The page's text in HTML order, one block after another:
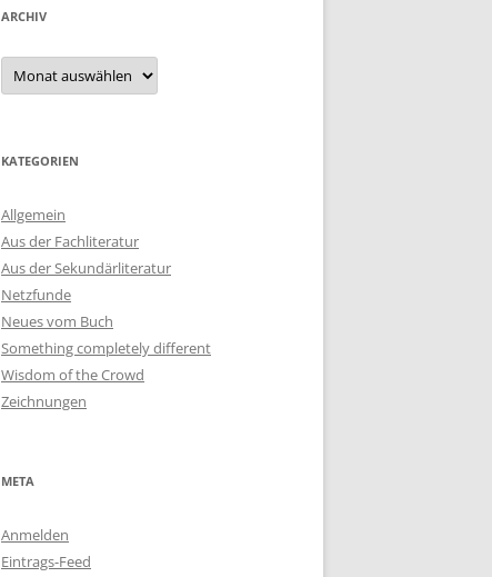
ARCHIV
Archiv
KATEGORIEN
Allgemein
Aus der Fachliteratur
Aus der Sekundärliteratur
Netzfunde
Neues vom Buch
Something completely different
Wisdom of the Crowd
Zeichnungen
META
Anmelden
Eintrags-Feed